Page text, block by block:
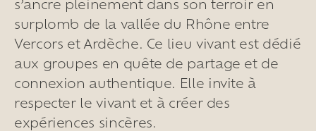
Artisans du vivant
Brézème & Rhône Pluriel
Vignes & culture engagée
Gammes
de
Habiter la maison
Les espaces
s’ancre pleinement dans son terroir en
surplomb de la vallée du Rhône entre
Vercors et Ardèche. Ce lieu vivant est dédié
aux groupes en quête de partage et de
connexion authentique. Elle invite à
respecter le vivant et à créer des
expériences sincères.